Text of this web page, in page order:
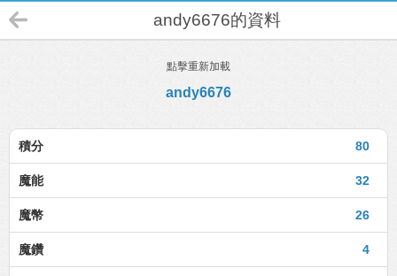
andy6676的資料
點擊重新加載
andy6676
80
積分
32
魔能
26
魔幣
4
魔鑽